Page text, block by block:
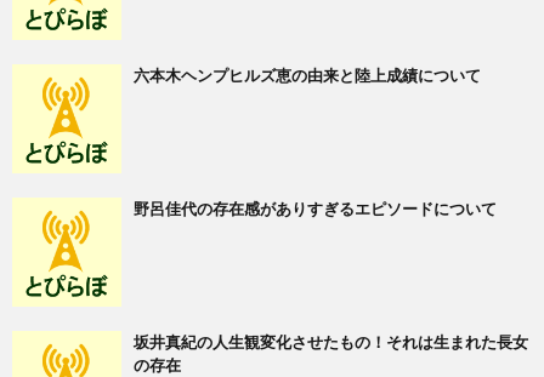
六本木ヘンプヒルズ恵の由来と陸上成績について
野呂佳代の存在感がありすぎるエピソードについて
坂井真紀の人生観変化させたもの！それは生まれた長女
の存在